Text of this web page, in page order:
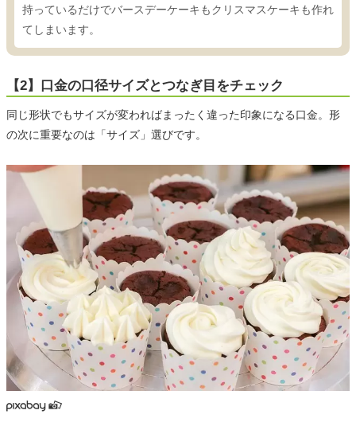
持っているだけでバースデーケーキもクリスマスケーキも作れ
てしまいます。
【2】口金の口径サイズとつなぎ目をチェック
同じ形状でもサイズが変わればまったく違った印象になる口金。形
の次に重要なのは「サイズ」選びです。